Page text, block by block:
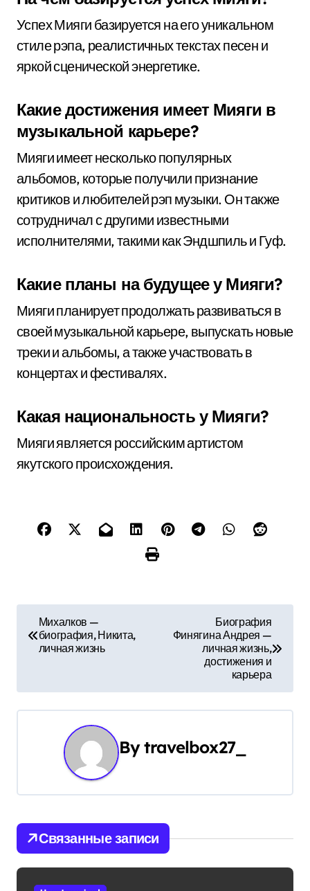
Успех Мияги базируется на его уникальном
стиле рэпа, реалистичных текстах песен и
яркой сценической энергетике.
Какие достижения имеет Мияги в
музыкальной карьере?
Мияги имеет несколько популярных
альбомов, которые получили признание
критиков и любителей рэп музыки. Он также
сотрудничал с другими известными
исполнителями, такими как Эндшпиль и Гуф.
Какие планы на будущее у Мияги?
Мияги планирует продолжать развиваться в
своей музыкальной карьере, выпускать новые
треки и альбомы, а также участвовать в
концертах и фестивалях.
Какая национальность у Мияги?
Мияги является российским артистом
якутского происхождения.
и
ц
и
я
п
Михалков —
биография, Никита,
личная жизнь
Биография
Финягина Андрея —
личная жизнь,
достижения и
карьера
Bytravelbox27_
Связанные записи